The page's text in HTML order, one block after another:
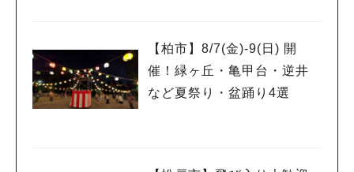
【柏市】8/7(金)‐9(日) 開
催！緑ヶ丘・亀甲台・逆井
など夏祭り・盆踊り4選